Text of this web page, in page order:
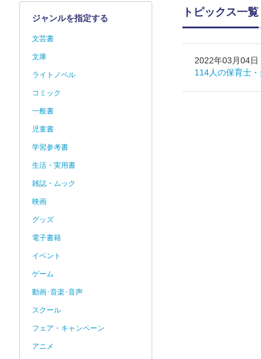
トピックス一覧
2022年03月04日
114人の保育士
ジャンルを指定する
文芸書
文庫
ライトノベル
コミック
一般書
児童書
学習参考書
生活・実用書
雑誌・ムック
映画
グッズ
電子書籍
イベント
ゲーム
動画･音楽･音声
スクール
フェア・キャンペーン
アニメ